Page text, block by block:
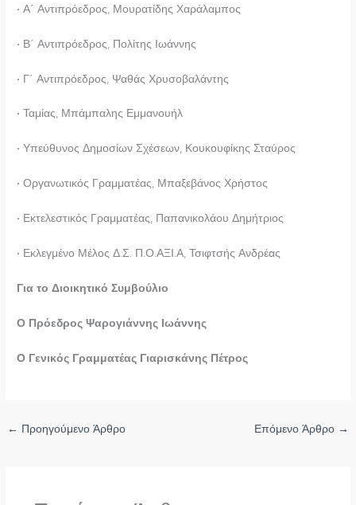
• Α΄ Αντιπρόεδρος, Μουρατίδης Χαράλαμπος
• Β΄ Αντιπρόεδρος, Πολίτης Ιωάννης
• Γ΄ Αντιπρόεδρος, Ψαθάς Χρυσοβαλάντης
• Ταμίας, Μπάμπαλης Εμμανουήλ
• Υπεύθυνος Δημοσίων Σχέσεων, Κουκουφίκης Σταύρος
• Οργανωτικός Γραμματέας, Μπαξεβάνος Χρήστος
• Εκτελεστικός Γραμματέας, Παπανικολάου Δημήτριος
• Εκλεγμένο Μέλος Δ.Σ. Π.Ο.ΑΞΙ.Α, Τσιφτσής Ανδρέας
Για το Διοικητικό Συμβούλιο
Ο Πρόεδρος Ψαρογιάννης Ιωάννης
Ο Γενικός Γραμματέας Γιαρισκάνης Πέτρος
← Προηγούμενο Άρθρο Επόμενο Άρθρο →